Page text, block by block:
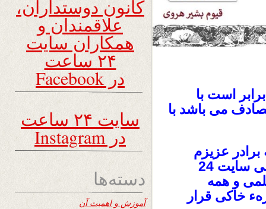
خورشیدی ، برابر است با
میلادی و مصادف می باشد با
عزیزم
مهدی جان بشیر مؤسس و مسئول عمومی سایت 24
و همه
خاکی قرار
کانون دوستداران،
علاقمندان و
همکاران سایت
۲۴ ساعت
در Facebook
سایت ۲۴ ساعت
در Instagram
دسته‌ها
آموزش و اهمیت آن